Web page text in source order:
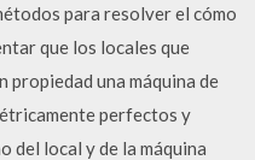
para resolver el cómo
que los locales que
propiedad una máquina de
perfectos y
del local y de la máquina